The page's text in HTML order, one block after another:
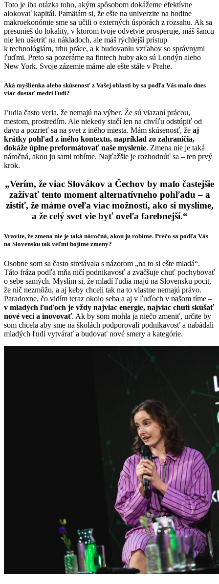
Toto je iba otázka toho, akým spôsobom dokážeme efektívne
alokovať kapitál. Pamätám si, že ešte na univerzite na hodine
makroekonómie sme sa učili o externých úsporách z rozsahu. Ak sa
presunieš do lokality, v ktorom tvoje odvetvie prosperuje, máš šancu
nie len ušetriť na nákladoch, ale máš rýchlejší prístup
k technológiám, trhu práce, a k budovaniu vzťahov so správnymi
ľuďmi. Preto sa pozeráme na fintech huby ako sú Londýn alebo
New York. Svoje zázemie máme ale ešte stále v Prahe.
Aká myšlienka alebo skúsenosť z Vašej oblasti by sa podľa Vás malo dnes
viac dostať medzi ľudí?
Ľudia často veria, že nemajú na výber. Že sú viazaní prácou,
mestom, prostredím. Ale niekedy stačí len na chvíľu odstúpiť od
davu a pozrieť sa na svet z iného miesta. Mám skúsenosť, že aj
krátky pohľad z iného kontextu, napríklad zo zahraničia,
dokáže úplne preformátovať naše myslenie. Zmena nie je taká
náročná, akou ju sami robíme. Najťažšie je rozhodnúť sa – ten prvý
krok.
„Verím, že viac Slovákov a Čechov by malo častejšie
zažívať tento moment alternatívneho pohľadu – a
zistiť, že máme oveľa viac možností, ako si myslíme,
a že celý svet vie byť oveľa farebnejší.“
Vravíte, že zmena nie je taká náročná, akou ju robíme. Prečo sa podľa Vás
na Slovensku tak veľmi bojíme zmeny?
Osobne som sa často stretávala s názorom „na to si ešte mladá“.
Táto fráza podľa mňa ničí podnikavosť a zväčšuje chuť pochybovať
o sebe samých. Myslím si, že mladí ľudia majú na Slovensku pocit,
že nič nezmôžu, a aj keby chceli tak na to vlastne nemajú právo.
Paradoxne, čo vidím teraz okolo seba a aj v ľuďoch v našom tíme –
v mladých ľuďoch je vždy najviac energie, najviac chuti skúšať
nové veci a inovovať. Ak by som mohla ja niečo zmeniť, určite by
som chcela aby sme na školách podporovali podnikavosť a nabádali
mladých ľudí vytvárať a budovať nové smery a kategórie.